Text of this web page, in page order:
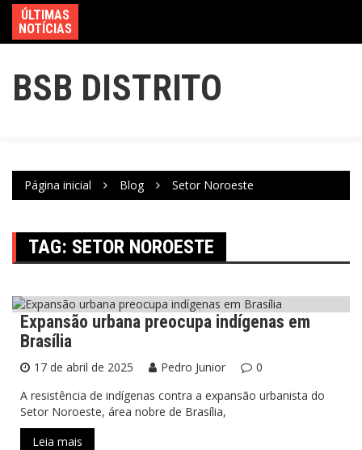
ÚLTIMAS
NOTÍCIAS
BSB DISTRITO
Página inicial Blog Setor Noroeste
TAG: SETOR NOROESTE
Brasil
Expansão urbana preocupa indígenas em
Brasília
17 de abril de 2025 Pedro Junior
0
A resistência de indígenas contra a expansão urbanista do
Setor Noroeste, área nobre de Brasília,
Leia mais